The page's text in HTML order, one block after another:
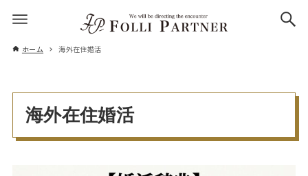
ホーム 海外在住婚活
海外在住婚活